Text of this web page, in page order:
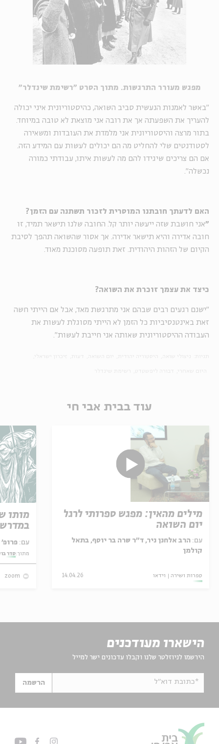
מפגש מעורר התרגשות. מתוך הסרט "רשימת שינדלר"
"באשר לאמנות הנעשית סביב השואה, כהיסטוריונית איני יכולה
להעריך את השפעתה אך את רובה אני מוצאת לא טובה במיוחד.
בתור מרצה והיסטוריונית אני מלמדת את העובדות ומשאירה
לסטודנטים שלי להחליט מה הם יכולים לעשות עם המידע הזה.
אם הם צריכים שיגידו להם מה לעשות איתו, עבודתי כמורה
נכשלה".
האם לדעתך חובתנו המוסרית לזכור תשתנה עם הזמן?
"אני חושבת שזה ייעשה יותר קל. החובה שלנו תישאר תמיד, זו
חובה אדירה והיא תישאר אדירה. אך אסור שהשואה תהפך לסיבת
הקיום של הזהות היהודית. זאת תופעה מסוכנת מאוד.
כיצד את עצמך זוכרת את השואה?
"ישנם רגעים רבים שבהם אני מתרגשת מאד, אבל אם הייתי חשה
זאת באינטנסיביות כל הזמן לא הייתי מסוגלת לעשות את
העבודה ההיסטוריונית שאותה אני חייבת לעשות".
עוד בבית אבי חי
מילים מהאין: מפגש ספרותי לרגל
יום השואה
עם: הרב אלחנן ניר, ד"ר שרה בר יוסף, בתאל
קולמן
ספרות ושירה וידאו 14.04.26
מותו
עם: פרופ' אביגדור שנאן
מתוך:סדר
zoom
הישארו מעודכנים
הירשמו לניוזלטר שלנו וקבלו עדכונים ישר למייל
*כתובת דוא"ל הרשמה